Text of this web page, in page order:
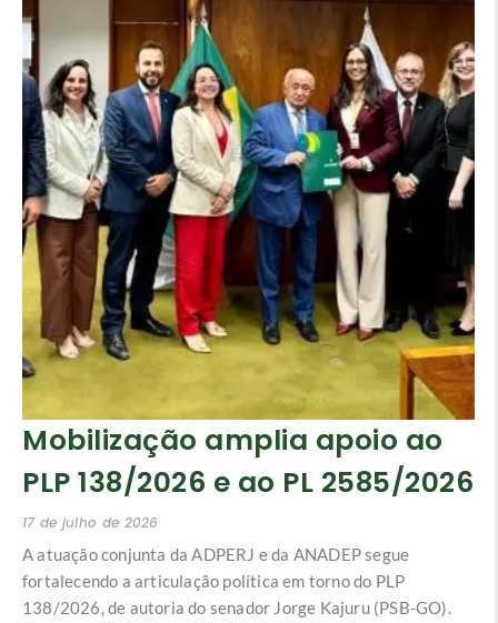
Mobilização amplia apoio ao
PLP 138/2026 e ao PL 2585/2026
17 de julho de 2026
A atuação conjunta da ADPERJ e da ANADEP segue
fortalecendo a articulação política em torno do PLP
138/2026, de autoria do senador Jorge Kajuru (PSB-GO).